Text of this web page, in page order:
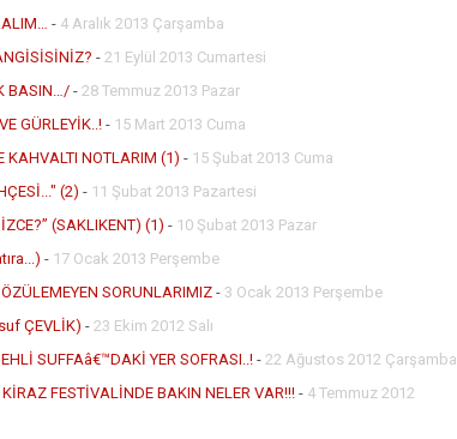
- 4 Aralık 2013 Çarşamba
- 21 Eylül 2013 Cumartesi
BASIN…/ - 28 Temmuz 2013 Pazar
GÜRLEYİK..! - 15 Mart 2013 Cuma
KAHVALTI NOTLARIM (1) - 15 Şubat 2013 Cuma
(2) - 11 Şubat 2013 Pazartesi
(SAKLIKENT) (1) - 10 Şubat 2013 Pazar
- 17 Ocak 2013 Perşembe
SORUNLARIMIZ - 3 Ocak 2013 Perşembe
ÇEVLİK) - 23 Ekim 2012 Salı
SUFFAâ€™DAKİ YER SOFRASI..! - 22 Ağustos 2012 Çarşamba
FESTİVALİNDE BAKIN NELER VAR!!! - 4 Temmuz 2012